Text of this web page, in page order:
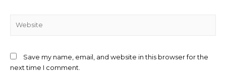
Save my name, email, and website in this browser for the
next time I comment.